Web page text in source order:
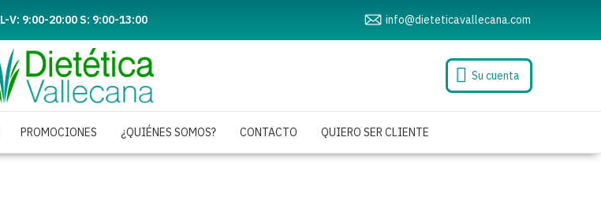
L-V: 9:00-20:00 S: 9:00-13:00 info@dieteticavallecana.com
Su cuenta
PROMOCIONES ¿QUIÉNES SOMOS? CONTACTO QUIERO SER CLIENTE